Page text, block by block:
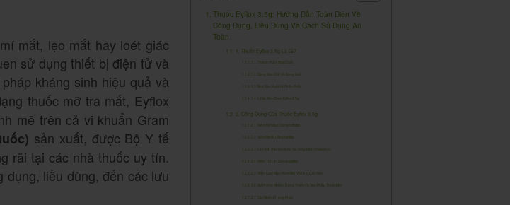
mắt, lẹo mắt hay loét giác
sử dụng thiết bị điện tử và
kháng sinh hiệu quả và
thuốc mỡ tra mắt, Eyflox
mẽ trên cả vi khuẩn Gram
sản xuất, được Bộ Y tế
rãi tại các nhà thuốc uy tín.
dụng, liều dùng, đến các lưu
Thuốc Eyflox 3.5g: Hướng Dẫn Toàn Diện Về
Công Dụng, Liều Dùng Và Cách Sử Dụng An
Toàn
1. Thuốc Eyflox 3.5g Là Gì?
1.1. Thành Phần Hoạt Chất
1.2. Dạng Bào Chế Và Đóng Gói
1.3. Nhà Sản Xuất Và Phân Phối
1.4. Lý Do Nên Chọn Eyflox 3.5g
2. Công Dụng Của Thuốc Eyflox 3.5g
2.1. Viêm Kết Mạc (Conjunctivitis)
2.2. Viêm Bờ Mi (Blepharitis)
2.3. Lẹo Mắt (Hordeolum) Và Chắp Mắt (Chalazion)
2.4. Viêm Túi Lệ (Dacryocystitis)
2.5. Viêm Giác Mạc (Keratitis) Và Loét Giác Mạc
2.6. Dự Phòng Nhiễm Trùng Trước Và Sau Phẫu Thuật Mắt
2.7. Các Nhiễm Trùng Khác